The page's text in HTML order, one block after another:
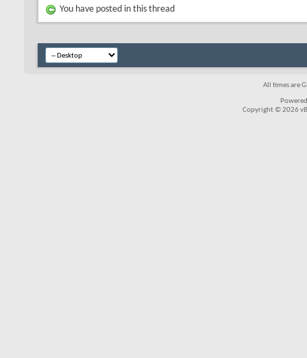
You have posted in this thread
All times are
Copyright © 2026